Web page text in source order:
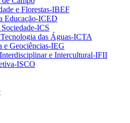
e Florestas-IBEF
Educação-ICED
ICS
das Águas-ICTA
e Geociências-IEG
e Intercultural-IFII
ISCO